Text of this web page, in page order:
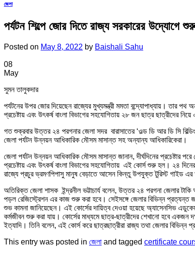
জেলা
পর্যটন শিল্পে জোর দিতে রাজ্য সরকারের উদ্যোগে
Posted on May 8, 2022 by Baishali Sahu
08
May
সুমন তালুকদার
পর্যটনের উপর জোর দিয়েছেন রাজ্যের মুখ্যমন্ত্রী মমতা বন্দ্যোপাধ্যায়। তার
প্রচেষ্টায় এবং উৎকর্ষ বাংলা বিভাগের সহযোগিতায় ২৮ জন ছাত্র ছাত্রীদের
গত শুক্রবার উত্তর ২৪ পরগনার জেলা সদর বারাসাতের ‘ওল্ড ডি আর ডি সি
জেলা পর্যটন উন্নয়ন আধিকারিক মৌসম মাসান্ত সহ অন্যান্য আধিকারিকেরা।
জেলা পর্যটন উন্নয়ন আধিকারিক মৌসম মাসান্ত জানান, দীর্ঘদিনের প্রচেষ্টার
প্রচেষ্টায় এবং উৎকর্ষ বাংলা বিভাগের সহযোগিতায় এই কোর্স শুরু হল। ২৪
রাজ্যে প্রচুর ভ্রমণপিপাসু মানুষ বেড়াতে আসেন কিন্তু উপযুক্ত টুরিস্ট গাইড এর
অতিরিক্ত জেলা শাসক ইন্দ্রনীল ভট্টাচার্য বলেন, উত্তর ২৪ পরগনা জেলার
পড়ল রেজিস্ট্রেশন এর কাজ শুরু করা হবে। সেইসঙ্গে জেলার বিভিন্ন প্রত্যন্ত
শুভ কামনা জানিয়েছেন। এই কোর্সের দায়িত্ব দেওয়া হয়েছে অ্যাসেনসিভ
কর্মজীবন শুরু করা যায়। কোর্সের মাধ্যমে ছাত্র-ছাত্রীদের শেখানো হবে
ইত্যাদি। তিনি বলেন, এই কোর্স করে ছাত্রছাত্রীরা রাজ্য তথা জেলার বিভিন্ন
This entry was posted in জেলা and tagged certificate